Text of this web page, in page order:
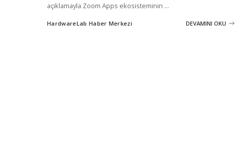
açıklamayla Zoom Apps ekosisteminin ...
Posted
HardwareLab Haber Merkezi DEVAMINI OKU